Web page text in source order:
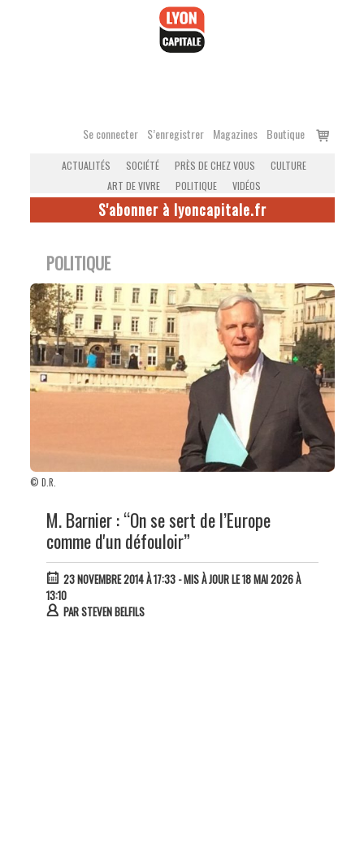
Se connecter S’enregistrer Magazines Boutique
Voir
ACTUALITÉS SOCIÉTÉ PRÈS DE CHEZ VOUS
CULTURE
ART DE VIVRE
POLITIQUE VIDÉOS
S'abonner à lyoncapitale.fr
POLITIQUE
© D.R.
M. Barnier : “On se sert de l’Europe
comme d'un défouloir”
23 NOVEMBRE 2014 À 17:33- MIS À JOUR LE 18 MAI 2026 À
13:10
PARSTEVEN BELFILS